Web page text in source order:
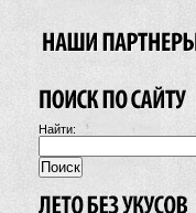
Найти: